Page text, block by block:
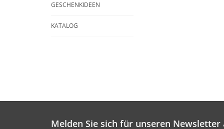
GESCHENKIDEEN
KATALOG
Melden Sie sich für unseren Newsletter